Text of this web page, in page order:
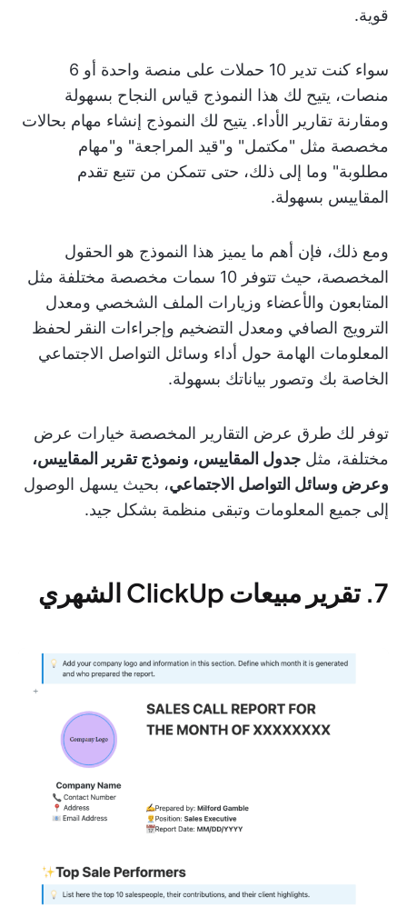
قوية.
سواء كنت تدير 10 حملات على منصة واحدة أو 6
منصات، يتيح لك هذا النموذج قياس النجاح بسهولة
ومقارنة تقارير الأداء. يتيح لك النموذج إنشاء مهام بحالات
مخصصة مثل "مكتمل" و"قيد المراجعة" و"مهام
مطلوبة" وما إلى ذلك، حتى تتمكن من تتبع تقدم
المقاييس بسهولة.
ومع ذلك، فإن أهم ما يميز هذا النموذج هو الحقول
المخصصة، حيث تتوفر 10 سمات مخصصة مختلفة مثل
المتابعون والأعضاء وزيارات الملف الشخصي ومعدل
الترويج الصافي ومعدل التضخيم وإجراءات النقر لحفظ
المعلومات الهامة حول أداء وسائل التواصل الاجتماعي
الخاصة بك وتصور بياناتك بسهولة.
توفر لك طرق عرض التقارير المخصصة خيارات عرض
مختلفة، مثل جدول المقاييس، ونموذج تقرير المقاييس،
وعرض وسائل التواصل الاجتماعي، بحيث يسهل الوصول
إلى جميع المعلومات وتبقى منظمة بشكل جيد.
7. تقرير مبيعات ClickUp الشهري